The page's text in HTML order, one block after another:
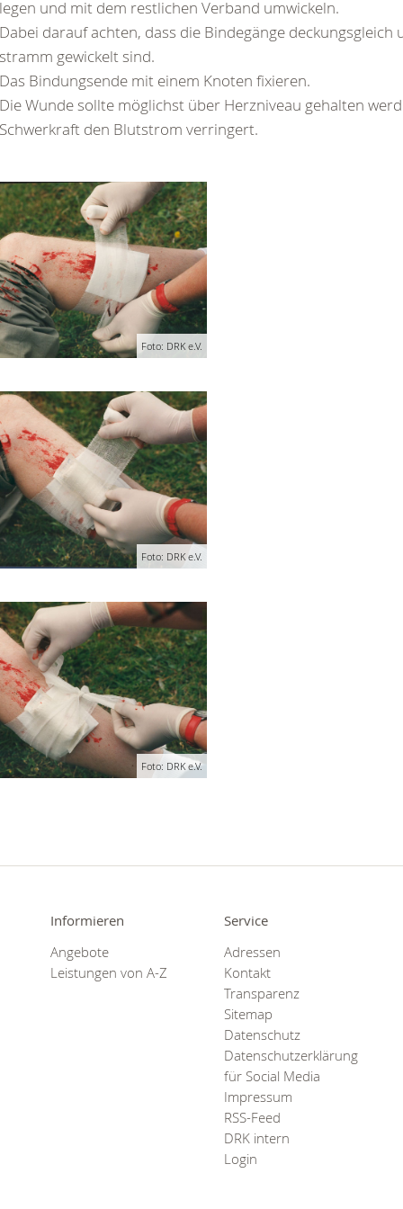
legen und mit dem restlichen Verband umwickeln.
Dabei darauf achten, dass die Bindegänge deckungsgleich
stramm gewickelt sind.
Das Bindungsende mit einem Knoten fixieren.
Die Wunde sollte möglichst über Herzniveau gehalten
Schwerkraft den Blutstrom verringert.
Foto: DRK e.V.
Foto: DRK e.V.
Foto: DRK e.V.
Informieren
Angebote
Leistungen von A-Z
Service
Adressen
Kontakt
Transparenz
Sitemap
Datenschutz
Datenschutzerklärung
für Social Media
Impressum
RSS-Feed
DRK intern
Login